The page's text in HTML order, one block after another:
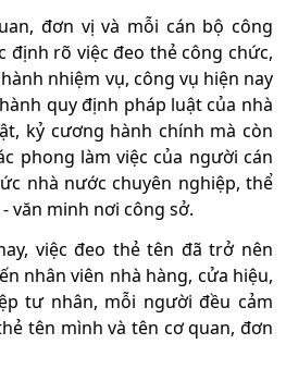
đơn vị và mỗi cán bộ công
định rõ việc đeo thẻ công chức,
nhiệm vụ, công vụ hiện nay
quy định pháp luật của nhà
kỷ cương hành chính mà còn
phong làm việc của người cán
nhà nước chuyên nghiệp, thể
văn minh nơi công sở.
việc đeo thẻ tên đã trở nên
nhân viên nhà hàng, cửa hiệu,
tư nhân, mỗi người đều cảm
tên mình và tên cơ quan, đơn